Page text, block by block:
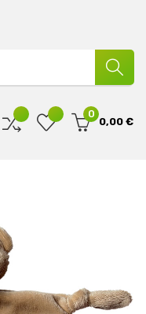
0
0,00 €